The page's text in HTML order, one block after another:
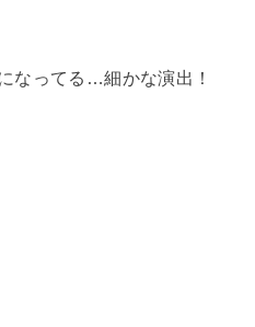
なってる…細かな演出！